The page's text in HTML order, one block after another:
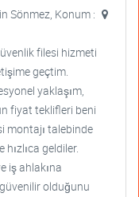
Sönmez, Konum :
filesi hizmeti
geçtim.
yaklaşım,
fiyat teklifleri beni
montajı talebinde
geldiler.
iş ahlakına
olduğunu